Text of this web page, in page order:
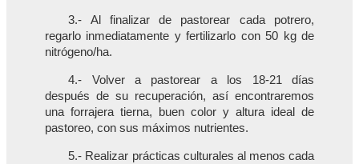
3.- Al finalizar de pastorear cada potrero,
regarlo inmediatamente y fertilizarlo con 50 kg de
nitrógeno/ha.
4.- Volver a pastorear a los 18-21 días
después de su recuperación, así encontraremos
una forrajera tierna, buen color y altura ideal de
pastoreo, con sus máximos nutrientes.
5.- Realizar prácticas culturales al menos cada